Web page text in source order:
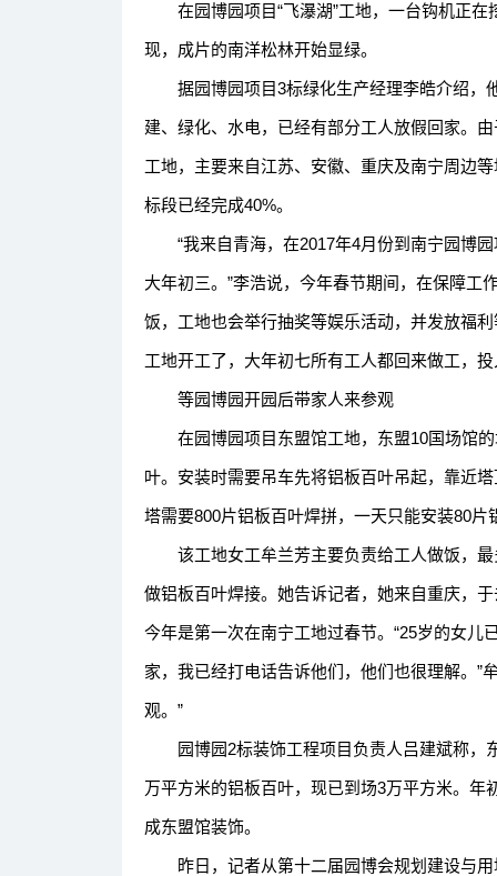
在园博园项目“飞瀑湖”工地，一台钩机正在
现，成片的南洋松林开始显绿。
据园博园项目3标绿化生产经理李皓介绍，
建、绿化、水电，已经有部分工人放假回家。
工地，主要来自江苏、安徽、重庆及南宁周边
标段已经完成40%。
“我来自青海，在2017年4月份到南宁园博园
大年初三。”李浩说，今年春节期间，在保障工
饭，工地也会举行抽奖等娱乐活动，并发放福
工地开工了，大年初七所有工人都回来做工，
等园博园开园后带家人来参观
在园博园项目东盟馆工地，东盟10国场馆的
叶。安装时需要吊车先将铝板百叶吊起，靠近
塔需要800片铝板百叶焊拼，一天只能安装80片
该工地女工牟兰芳主要负责给工人做饭，最
做铝板百叶焊接。她告诉记者，她来自重庆，
今年是第一次在南宁工地过春节。“25岁的女儿
家，我已经打电话告诉他们，他们也很理解。”
观。”
园博园2标装饰工程项目负责人吕建斌称，
万平方米的铝板百叶，现已到场3万平方米。
成东盟馆装饰。
昨日，记者从第十二届园博会规划建设与用